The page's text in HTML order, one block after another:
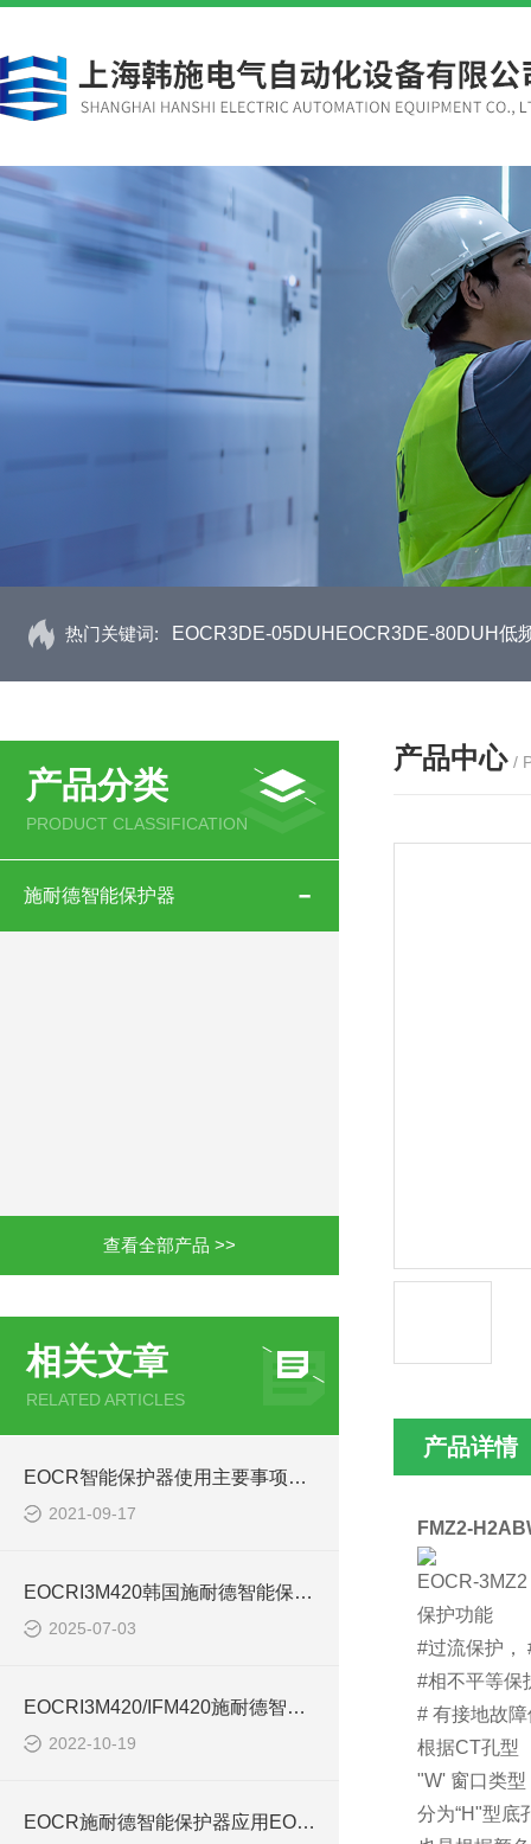
热门关键词: EOCR3DE-05DUHEOCR3DE-80DUH低
产品分类
PRODUCT CLASSIFICATION
施耐德智能保护器
查看全部产品 >>
相关文章
RELATED ARTICLES
EOCR智能保护器使用主要事项能延长保护器寿命EOCRMME
2021-09-17
EOCRI3M420韩国施耐德智能保护器技术参数解析
2025-07-03
EOCRI3M420/IFM420施耐德智能保护器特点简介
2022-10-19
EOCR施耐德智能保护器应用EOCRI3M420
产品中心 /
产品详情
FMZ2-
EOCR-
保护功能
#过流保护，
#相不平等保
# 有接地故
根据CT孔型
"W' 窗口类型
分为“H"型底